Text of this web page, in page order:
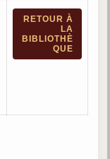
RETOUR À
LA
BIBLIOTHÈ
QUE